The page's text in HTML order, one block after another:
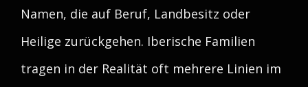
Namen, die auf Beruf, Landbesitz oder
Heilige zurückgehen. Iberische Familien
tragen in der Realität oft mehrere Linien im